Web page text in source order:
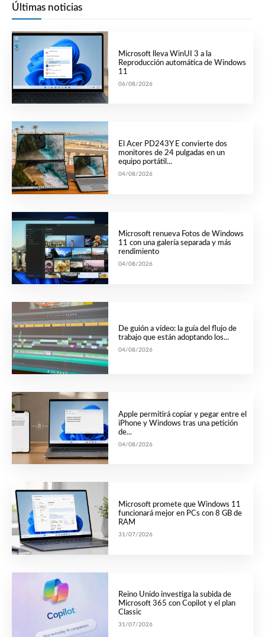
Últimas noticias
Microsoft lleva WinUI 3 a la
Reproducción automática de Windows
11
06/08/2026
El Acer PD243Y E convierte dos
monitores de 24 pulgadas en un
equipo portátil...
04/08/2026
Microsoft renueva Fotos de Windows
11 con una galería separada y más
rendimiento
04/08/2026
De guión a vídeo: la guía del flujo de
trabajo que están adoptando los...
04/08/2026
Apple permitirá copiar y pegar entre el
iPhone y Windows tras una petición
de...
04/08/2026
Microsoft promete que Windows 11
funcionará mejor en PCs con 8 GB de
RAM
31/07/2026
Reino Unido investiga la subida de
Microsoft 365 con Copilot y el plan
Classic
31/07/2026